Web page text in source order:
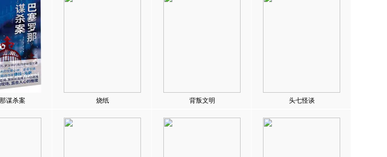
谋杀案 烧纸 背叛文明 头七怪谈